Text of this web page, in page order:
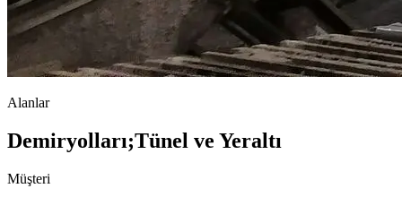
Alanlar
Demiryolları;Tünel ve Yeraltı
Müşteri